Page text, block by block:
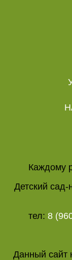
Каждому
Детский
тел: 8
Данный сайт